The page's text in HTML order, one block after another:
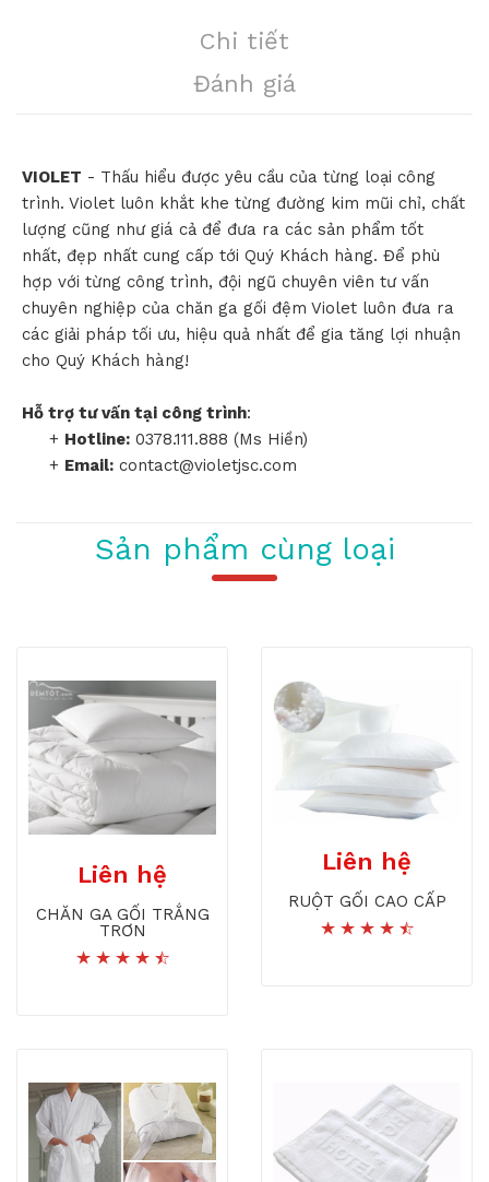
Chi tiết
Đánh giá
VIOLET - Thấu hiểu được yêu cầu của từng loại công
trình. Violet luôn khắt khe từng đường kim mũi chỉ, chất
lượng cũng như giá cả để đưa ra các sản phẩm tốt
nhất, đẹp nhất cung cấp tới Quý Khách hàng. Để phù
hợp với từng công trình, đội ngũ chuyên viên tư vấn
chuyên nghiệp của chăn ga gối đệm Violet luôn đưa ra
các giải pháp tối ưu, hiệu quả nhất để gia tăng lợi nhuận
cho Quý Khách hàng!
Hỗ trợ tư vấn tại công trình:
+ Hotline: 0378.111.888 (Ms Hiền)
+ Email: contact@violetjsc.com
Sản phẩm cùng loại
Liên hệ
CHĂN GA GỐI TRẮNG
TRƠN
Liên hệ
RUỘT GỐI CAO CẤP